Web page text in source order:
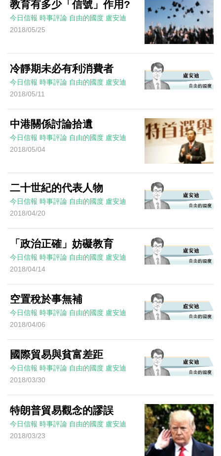
教育有多少「信號」作用?
今日信報 時事評論 自由的國度 盧安迪
2018/05/25
冷靜期未必有利消費者
今日信報 時事評論 自由的國度 盧安迪
2018/05/11
中港關係討論拾遺
今日信報 時事評論 自由的國度 盧安迪
2018/05/04
二十世紀的代表人物
今日信報 時事評論 自由的國度 盧安迪
2018/04/20
「政治正確」妨礙教育
今日信報 時事評論 自由的國度 盧安迪
2018/04/14
空置稅於事無補
今日信報 時事評論 自由的國度 盧安迪
2018/04/06
國際貿易與貧富差距
今日信報 時事評論 自由的國度 盧安迪
2018/03/30
特朗普貿易觀念的謬誤
今日信報 時事評論 自由的國度 盧安迪
2018/03/23